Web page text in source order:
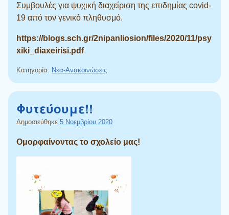
Συμβουλές για ψυχική διαχείριση της επιδημίας covid-
19 από τον γενικό πληθυσμό.
https://blogs.sch.gr/2nipanliosion/files/2020/11/psy
xiki_diaxeirisi.pdf
Κατηγορία: Νέα-Ανακοινώσεις
Φυτεύουμε!!
Δημοσιεύθηκε 5 Νοεμβρίου 2020
Ομορφαίνοντας το σχολείο μας!